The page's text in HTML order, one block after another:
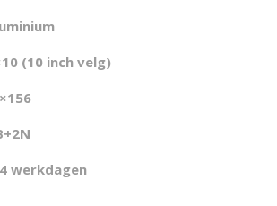
(10 inch velg)
werkdagen